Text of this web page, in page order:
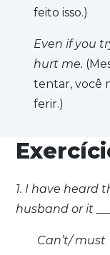
feito isso.)
Even if you
hurt me.
tentar, você
ferir.)
1. I have heard
husband or it
Can’t/ must